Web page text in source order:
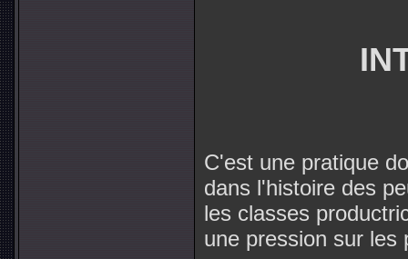
C'est une pratique
dans l'histoire des
les classes
une pression sur les